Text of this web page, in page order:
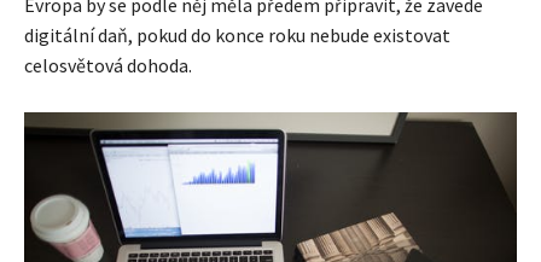
digitální daň, pokud do konce roku nebude existovat
celosvětová dohoda.